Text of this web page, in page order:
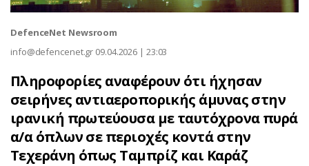
DefenceNet Newsroom
info@defencenet.gr 09.04.2026 | 23:03
Πληροφορίες αναφέρουν ότι ήχησαν
σειρήνες αντιαεροπορικής άμυνας στην
ιρανική πρωτεύουσα με ταυτόχρονα πυρά
α/α όπλων σε περιοχές κοντά στην
Τεχεράνη όπως Ταμπρίζ και Καράζ